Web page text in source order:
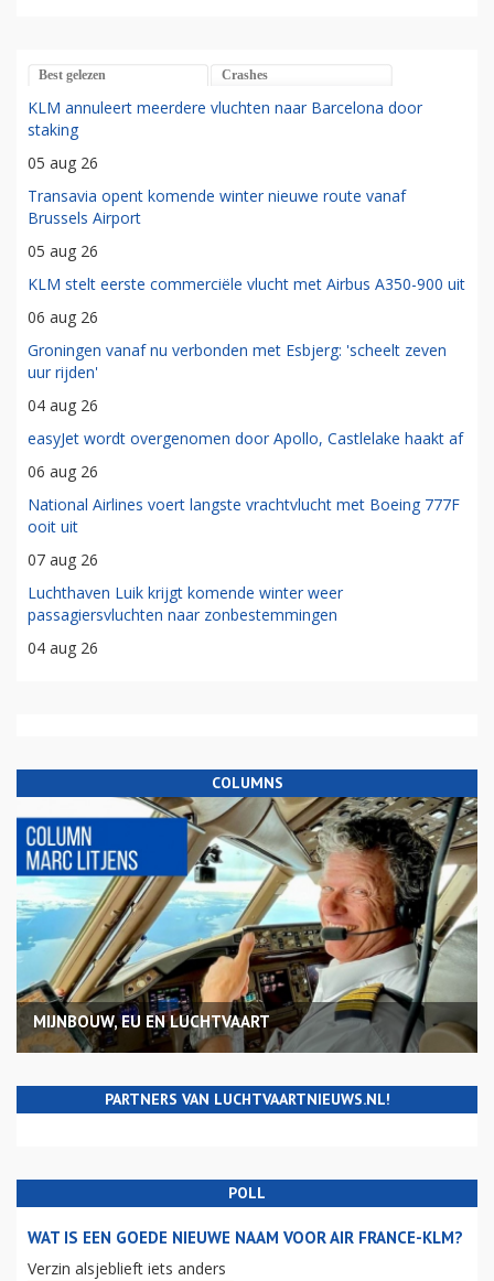
Best gelezen Crashes
KLM annuleert meerdere vluchten naar Barcelona door
staking
05 aug 26
Transavia opent komende winter nieuwe route vanaf
Brussels Airport
05 aug 26
KLM stelt eerste commerciële vlucht met Airbus A350-900 uit
06 aug 26
Groningen vanaf nu verbonden met Esbjerg: 'scheelt zeven
uur rijden'
04 aug 26
easyJet wordt overgenomen door Apollo, Castlelake haakt af
06 aug 26
National Airlines voert langste vrachtvlucht met Boeing 777F
ooit uit
07 aug 26
Luchthaven Luik krijgt komende winter weer
passagiersvluchten naar zonbestemmingen
04 aug 26
COLUMNS
MIJNBOUW, EU EN LUCHTVAART
PARTNERS VAN LUCHTVAARTNIEUWS.NL!
POLL
WAT IS EEN GOEDE NIEUWE NAAM VOOR AIR FRANCE-KLM?
Verzin alsjeblieft iets anders